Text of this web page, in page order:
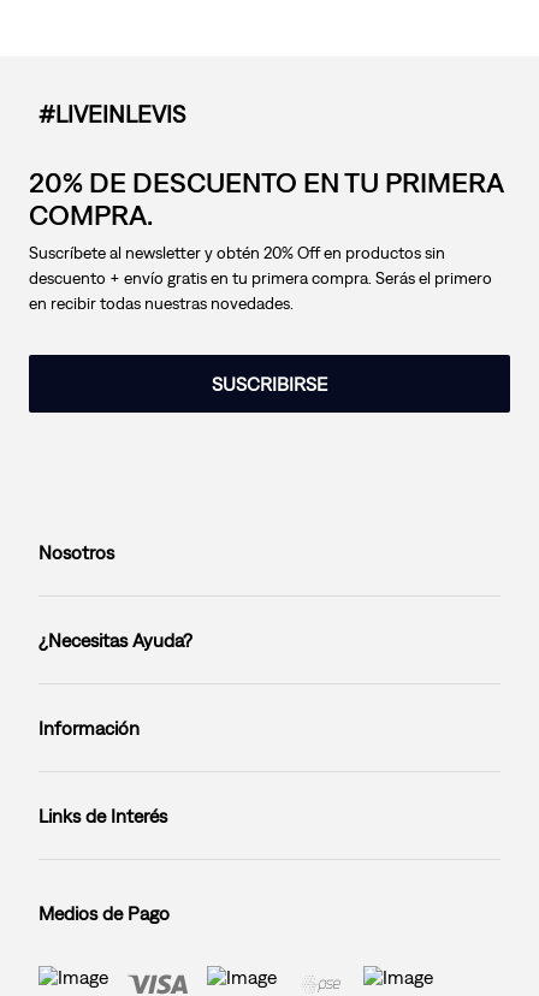
#LIVEINLEVIS
20% DE DESCUENTO EN TU PRIMERA
COMPRA.
Suscríbete al newsletter y obtén 20% Off en productos sin
descuento + envío gratis en tu primera compra. Serás el primero
en recibir todas nuestras novedades.
SUSCRIBIRSE
Nosotros
¿Necesitas Ayuda?
Información
Links de Interés
Medios de Pago